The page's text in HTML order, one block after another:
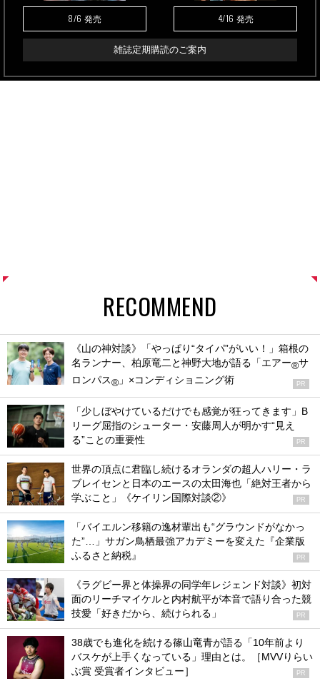
8/6 発売 4/16 発売
雑誌定期購読のご案内
RECOMMEND
《山の神対談》「やっぱり“タイパ”がいい！」箱根の
名ランナー、柏原竜二と神野大地が語る「エアー®サ
ロンパス® 」×コンディショニング術 PR
「少しぼやけているだけでも感覚が狂ってきます」B
リーグ屈指のシューター・安藤周人が明かす“見え
る”ことの重要性
PR
世界の頂点に君臨し続けるオランダの超人ハリー・ラ
ブレイセンと日本のエースの太田海也「絶対王者から
学ぶこと」《ケイリン国際対談②》
PR
「バイエルン移籍の逸材輩出も“グラウンドがなかっ
た”…」サガン鳥栖最強アカデミーを変えた『企業版
ふるさと納税』
PR
《ラグビー界と体操界の同学年レジェンド対談》初対
面のリーチマイケルと内村航平が本音で語り合った競
技愛「好きだから、続けられる」
PR
38歳でも進化を続ける篠山竜青が語る「10年前より
バスケが上手くなっている」理由とは。［MVVりらい
ぶ賞 受賞者インタビュー］
PR